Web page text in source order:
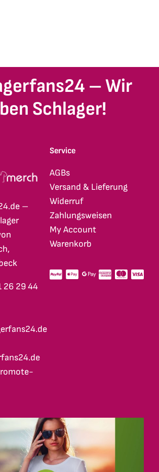
– Wir
Schlager!
–
26 29 44
Service
AGBs
Versand & Lieferung
Widerruf
Zahlungsweisen
My Account
Warenkorb